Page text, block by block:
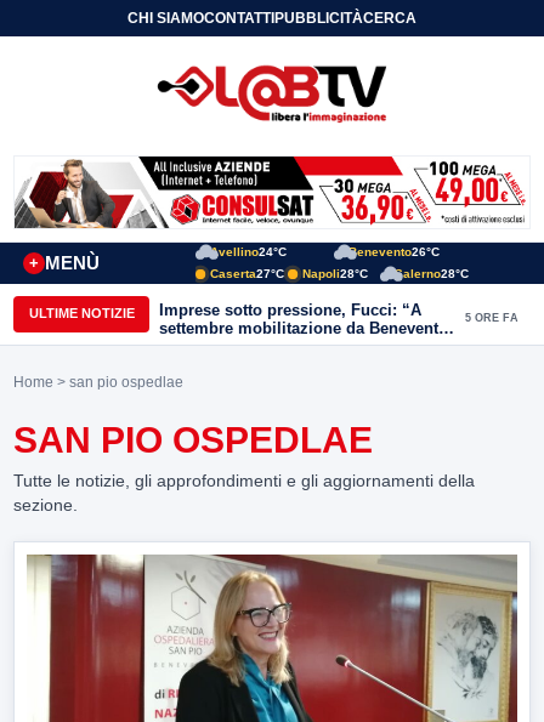
CHI SIAMOCONTATTIPUBBLICITÀCERCA
MENÙ
+
Avellino24°C Benevento26°C
Caserta27°C Napoli28°C Salerno28°C
ULTIME NOTIZIE
Imprese sotto pressione, Fucci: “A
settembre mobilitazione da Benevento
e Avellino”
5 ORE FA
Home > san pio ospedlae
SAN PIO OSPEDLAE
Tutte le notizie, gli approfondimenti e gli aggiornamenti della
sezione.